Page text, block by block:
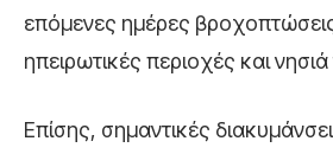
επόμενες ημέρες
ηπειρωτικές περιοχές και νησιά
Επίσης, σημαντικές